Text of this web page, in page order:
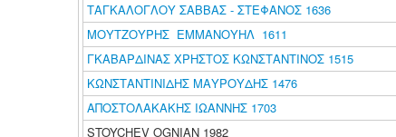
ΤΑΓΚΑΛΟΓΛΟΥ ΣΑΒΒΑΣ - ΣΤΕΦΑΝΟΣ 1636
ΜΟΥΤΖΟΥΡΗΣ ΕΜΜΑΝΟΥΗΛ 1611
ΓΚΑΒΑΡΔΙΝΑΣ ΧΡΗΣΤΟΣ ΚΩΝΣΤΑΝΤΙΝΟΣ 1515
ΚΩΝΣΤΑΝΤΙΝΙΔΗΣ ΜΑΥΡΟΥΔΗΣ 1476
ΑΠΟΣΤΟΛΑΚΑΚΗΣ ΙΩΑΝΝΗΣ 1703
STOYCHEV OGNIAN 1982